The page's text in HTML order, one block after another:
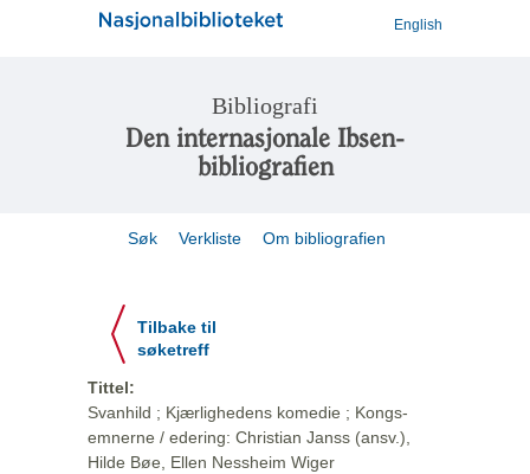
English
Bibliografi
Den internasjonale Ibsen-
bibliografien
Søk Verkliste Om bibliografien
Tilbake til
søketreff
Tittel:
Svanhild ; Kjærlighedens komedie ; Kongs-
emnerne / edering: Christian Janss (ansv.),
Hilde Bøe, Ellen Nessheim Wiger